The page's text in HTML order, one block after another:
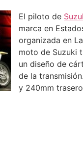
El piloto de
marca en
organizada en
moto de Suzuki
un diseño de
de la
y 240mm